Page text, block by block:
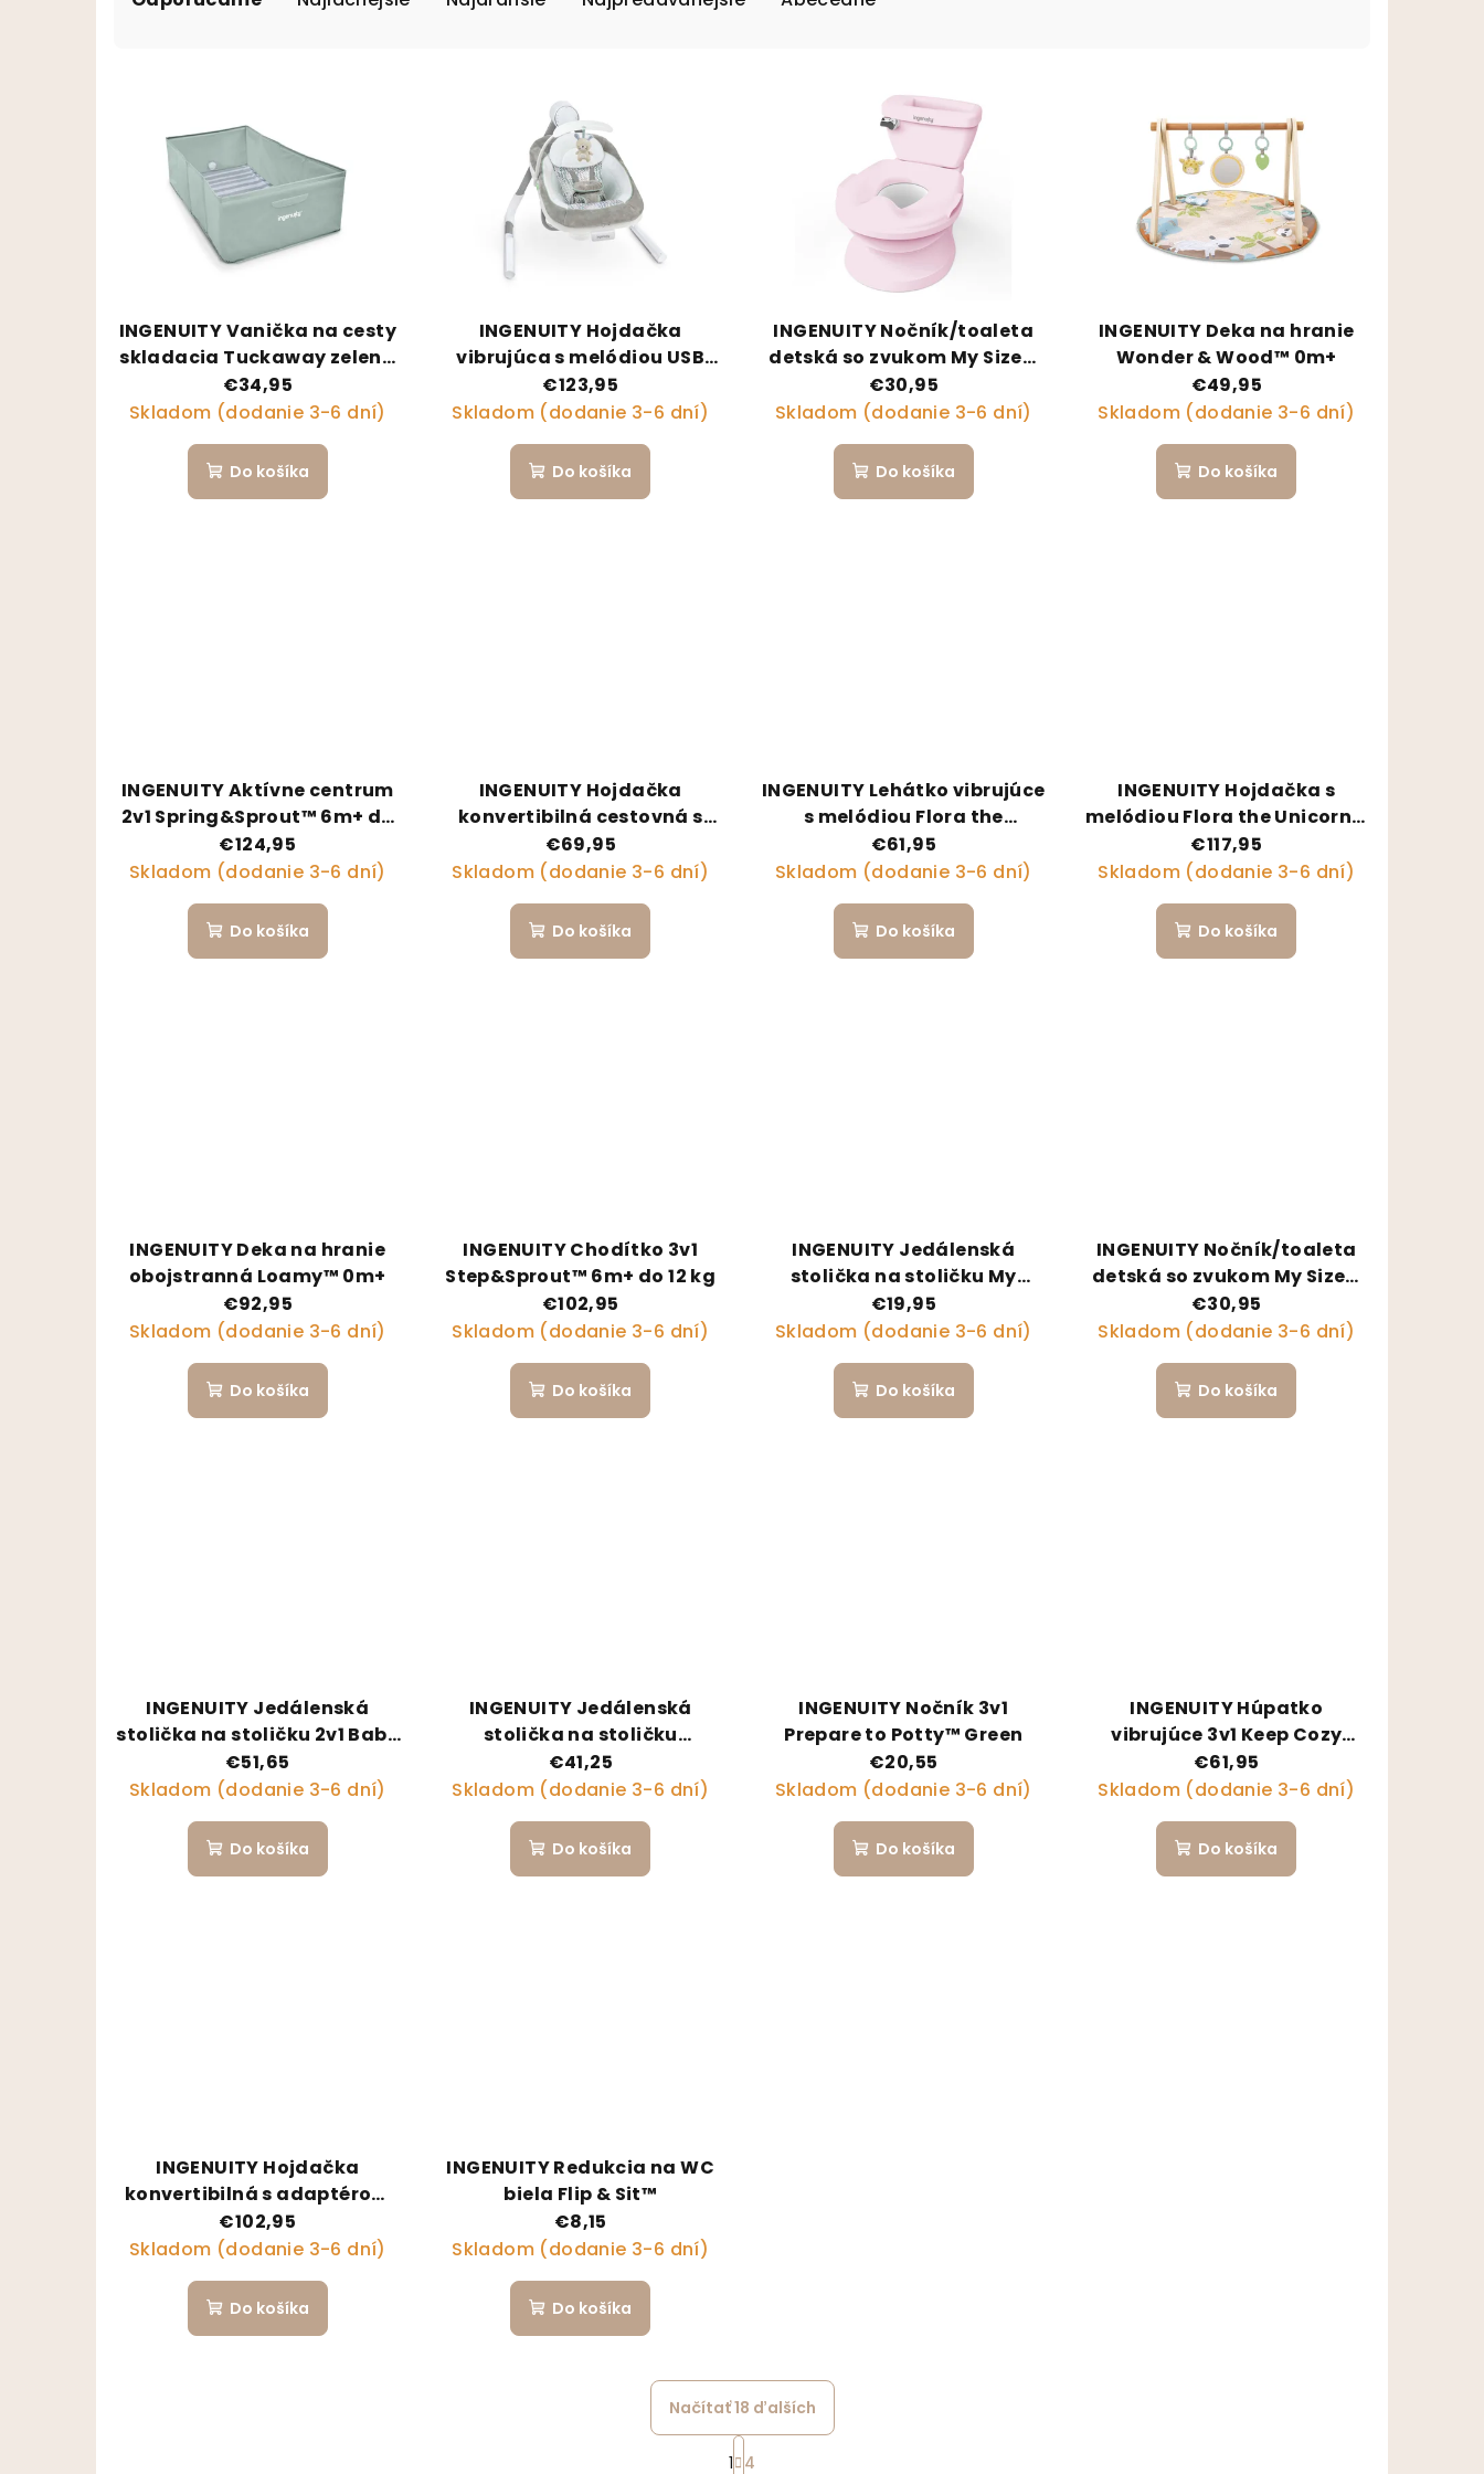
INGENUITY Vanička na cesty
skladacia Tuckaway zelená
12m+
€34,95
Skladom (dodanie 3-6 dní)
Do košíka
INGENUITY Hojdačka
vibrujúca s melódiou USB
Dual-Direction AnyWay
Sway™ Spruce™ 0m+ do 9 kg
€123,95
Skladom (dodanie 3-6 dní)
Do košíka
INGENUITY Nočník/toaleta
detská so zvukom My Size™
ružová
€30,95
Skladom (dodanie 3-6 dní)
Do košíka
INGENUITY Deka na hranie
Wonder & Wood™ 0m+
€49,95
Skladom (dodanie 3-6 dní)
Do košíka
INGENUITY Aktívne centrum
2v1 Spring&Sprout™ 6m+ do
11 kg
€124,95
Skladom (dodanie 3-6 dní)
Do košíka
INGENUITY Hojdačka
konvertibilná cestovná s
melódiou Endless Blooms™
0m+, do 9kg
€69,95
Skladom (dodanie 3-6 dní)
Do košíka
INGENUITY Lehátko vibrujúce
s melódiou Flora the
Unicorn™ 0m+ do 9 kg
€61,95
Skladom (dodanie 3-6 dní)
Do košíka
INGENUITY Hojdačka s
melódiou Flora the Unicorn™
0m+ do 9 kg
€117,95
Skladom (dodanie 3-6 dní)
Do košíka
INGENUITY Deka na hranie
obojstranná Loamy™ 0m+
€92,95
Skladom (dodanie 3-6 dní)
Do košíka
INGENUITY Chodítko 3v1
Step&Sprout™ 6m+ do 12 kg
€102,95
Skladom (dodanie 3-6 dní)
Do košíka
INGENUITY Jedálenská
stolička na stoličku My
Spot™ Grey 6m+, do 15kg
€19,95
Skladom (dodanie 3-6 dní)
Do košíka
INGENUITY Nočník/toaleta
detská so zvukom My Size™
modrá
€30,95
Skladom (dodanie 3-6 dní)
Do košíka
INGENUITY Jedálenská
stolička na stoličku 2v1 Baby
Base Cashmere 6m+ do 15 kg
€51,65
Skladom (dodanie 3-6 dní)
Do košíka
INGENUITY Jedálenská
stolička na stoličku
SmartClean Toddler - Slate 2
r+ do 15 kg
€41,25
Skladom (dodanie 3-6 dní)
Do košíka
INGENUITY Nočník 3v1
Prepare to Potty™ Green
€20,55
Skladom (dodanie 3-6 dní)
Do košíka
INGENUITY Húpatko
vibrujúce 3v1 Keep Cozy
Spruce 0m+ do 18 kg
€61,95
Skladom (dodanie 3-6 dní)
Do košíka
INGENUITY Hojdačka
konvertibilná s adaptérom
vibrujúca s melódiou Swell™
2v1, 0m+ do 9 kg
€102,95
Skladom (dodanie 3-6 dní)
Do košíka
INGENUITY Redukcia na WC
biela Flip & Sit™
€8,15
Skladom (dodanie 3-6 dní)
Do košíka
Načítať 18 ďalších
Stránkovanie
1 4